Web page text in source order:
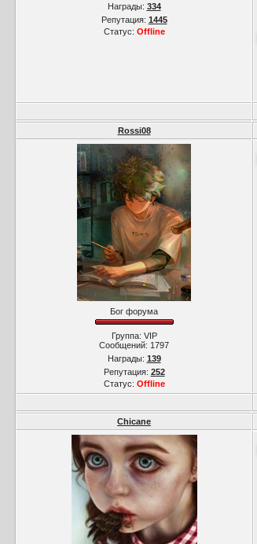
Награды: 334
Репутация: 1445
Статус: Offline
Rossi08
Бог форума
Группа: VIP
Сообщений: 1797
Награды: 139
Репутация: 252
Статус: Offline
Chicane